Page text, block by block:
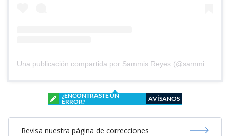
¿ENCONTRASTE UN
ERROR?
AVÍSANOS
Revisa nuestra página de correcciones